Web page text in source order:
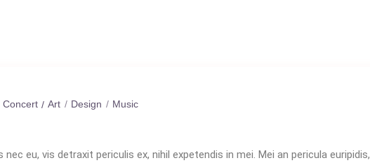
Concert Art Design Music
eu, vis detraxit periculis ex, nihil expetendis in mei. Mei an pericula euripidis,